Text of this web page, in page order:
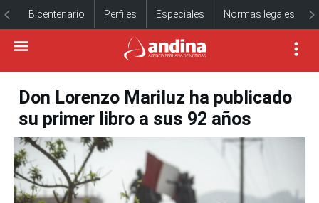
Bicentenario Perfiles Especiales Normas legales
Don Lorenzo Mariluz ha publicado
su primer libro a sus 92 años